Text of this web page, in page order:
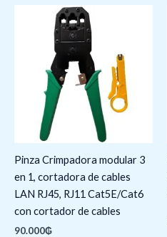
Pinza Crimpadora modular 3
en 1, cortadora de cables
LAN RJ45, RJ11 Cat5E/Cat6
con cortador de cables
90.000₲